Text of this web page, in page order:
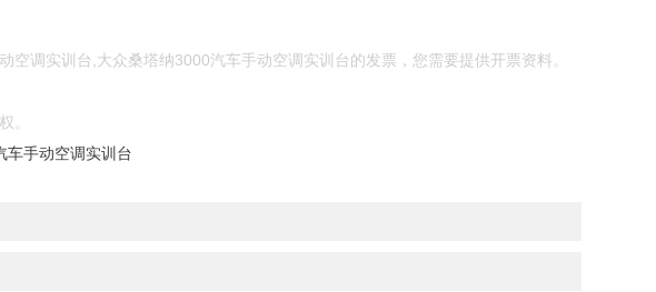
调实训台,大众桑塔纳3000汽车手动空调实训台的发票，您需要提供开票资料。
。
车手动空调实训台